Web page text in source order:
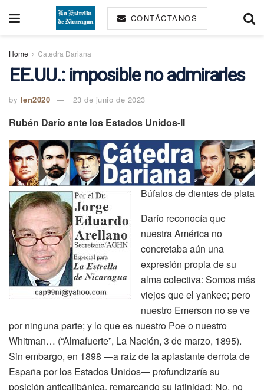
CONTÁCTANOS
Home Catedra Dariana
EE.UU.: imposible no admirarles
by len2020 23 de junio de 2023
Rubén Darío ante los Estados Unidos-II
Búfalos de dientes de plata
Darío reconocía que
nuestra América no
concretaba aún una
expresión propia de su
alma colectiva: Somos más
viejos que el yankee; pero
nuestro Emerson no se ve
por ninguna parte; y lo que es nuestro Poe o nuestro
Whitman… (“Almafuerte”, La Nación, 3 de marzo, 1895).
Sin embargo, en 1898 —a raíz de la aplastante derrota de
España por los Estados Unidos— profundizaría su
posición anticalibánica, remarcando su latinidad: No, no